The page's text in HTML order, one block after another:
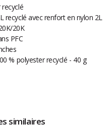
recyclé avec renfort en nylon 2L
20K
PFC
% polyester recyclé - 40 g
similaires